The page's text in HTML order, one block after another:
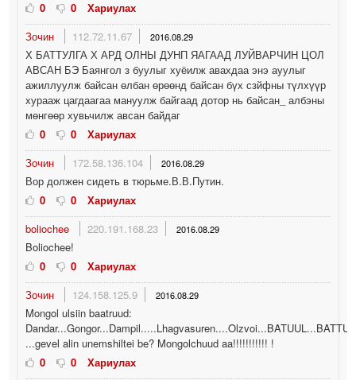
0
0
Хариулах
Зочин
112.72.11.67 2016.08.29
Х БАТТУЛГА Х АРД ОЛНЫ ДУНП ЯАГААД ЛУЙВАРЧИН ЦОЛ
АВСАН БЭ Баянгол з буулыг хуёилж авахдаа энэ ауулыг
ажиллуулж байсан өлбан өрөөнд байсан бүх сзйфны түлхүүр
хурааж цагдаагаа мануулж байгаад дотор нь байсан_ албэны
мөнгөөр хувьчилж авсан байдаг
0
0
Хариулах
Зочин
172.58.136.104 2016.08.29
Вор должен сидеть в тюрьме.В.В.Путин.
0
0
Хариулах
boliochee
220.191.168.23 2016.08.29
Boliochee!
0
0
Хариулах
Зочин
124.158.125.9 2016.08.29
Mongol ulsiin baatruud:
...gevel alin unemshiltei be? Mongolchuud aa!!!!!!!!!!! !
0
0
Хариулах